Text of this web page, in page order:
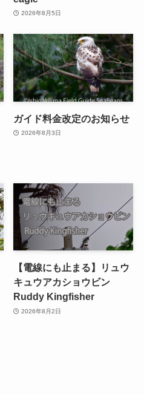
2026年8月5日
ガイド料金改定のお知らせ
2026年8月3日
【電線にも止まる】リュウ
キュウアカショウビン
Ruddy Kingfisher
2026年8月2日